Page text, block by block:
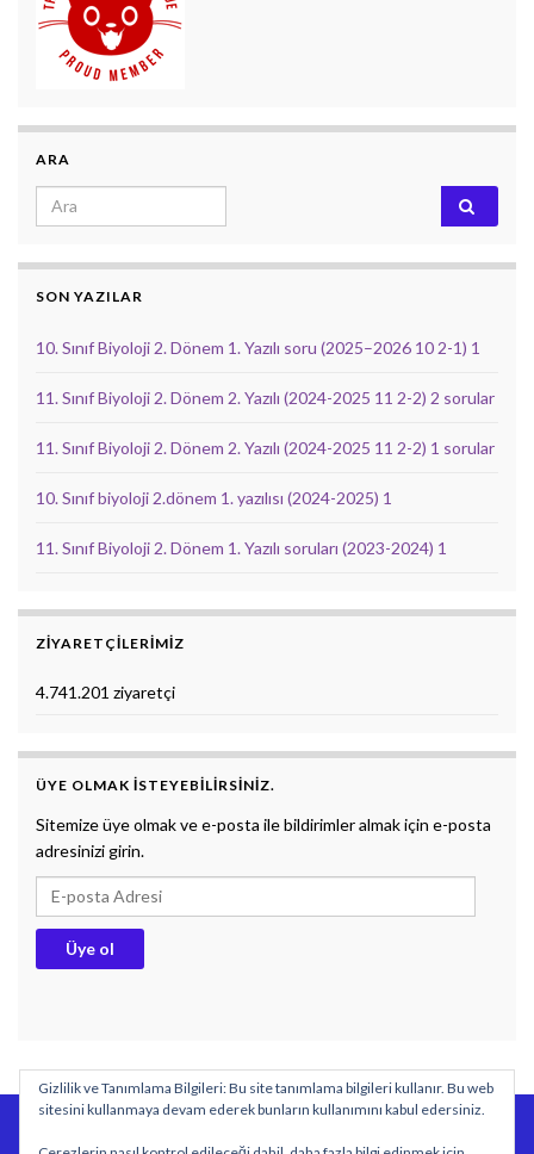
ARA
Search for:
SON YAZILAR
10. Sınıf Biyoloji 2. Dönem 1. Yazılı soru (2025–2026 10 2-1) 1
11. Sınıf Biyoloji 2. Dönem 2. Yazılı (2024-2025 11 2-2) 2 sorular
11. Sınıf Biyoloji 2. Dönem 2. Yazılı (2024-2025 11 2-2) 1 sorular
10. Sınıf biyoloji 2.dönem 1. yazılısı (2024-2025) 1
11. Sınıf Biyoloji 2. Dönem 1. Yazılı soruları (2023-2024) 1
ZIYARETÇILERIMIZ
4.741.201 ziyaretçi
ÜYE OLMAK ISTEYEBILIRSINIZ.
Sitemize üye olmak ve e-posta ile bildirimler almak için e-posta
adresinizi girin.
E-posta Adresi
Üye ol
Gizlilik ve Tanımlama Bilgileri: Bu site tanımlama bilgileri kullanır. Bu web
sitesini kullanmaya devam ederek bunların kullanımını kabul edersiniz.